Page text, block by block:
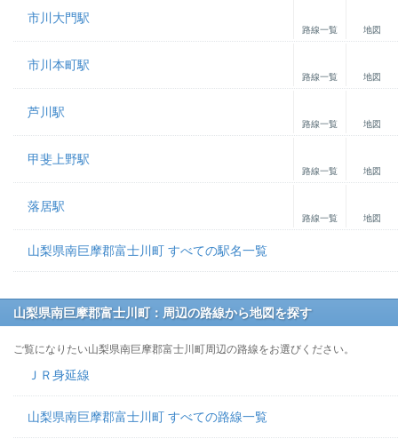
市川大門駅
路線一覧 地図
市川本町駅
路線一覧 地図
芦川駅
路線一覧 地図
甲斐上野駅
路線一覧 地図
落居駅
路線一覧 地図
山梨県南巨摩郡富士川町 すべての駅名一覧
山梨県南巨摩郡富士川町：周辺の路線から地図を探す
ご覧になりたい山梨県南巨摩郡富士川町周辺の路線をお選びください。
ＪＲ身延線
山梨県南巨摩郡富士川町 すべての路線一覧